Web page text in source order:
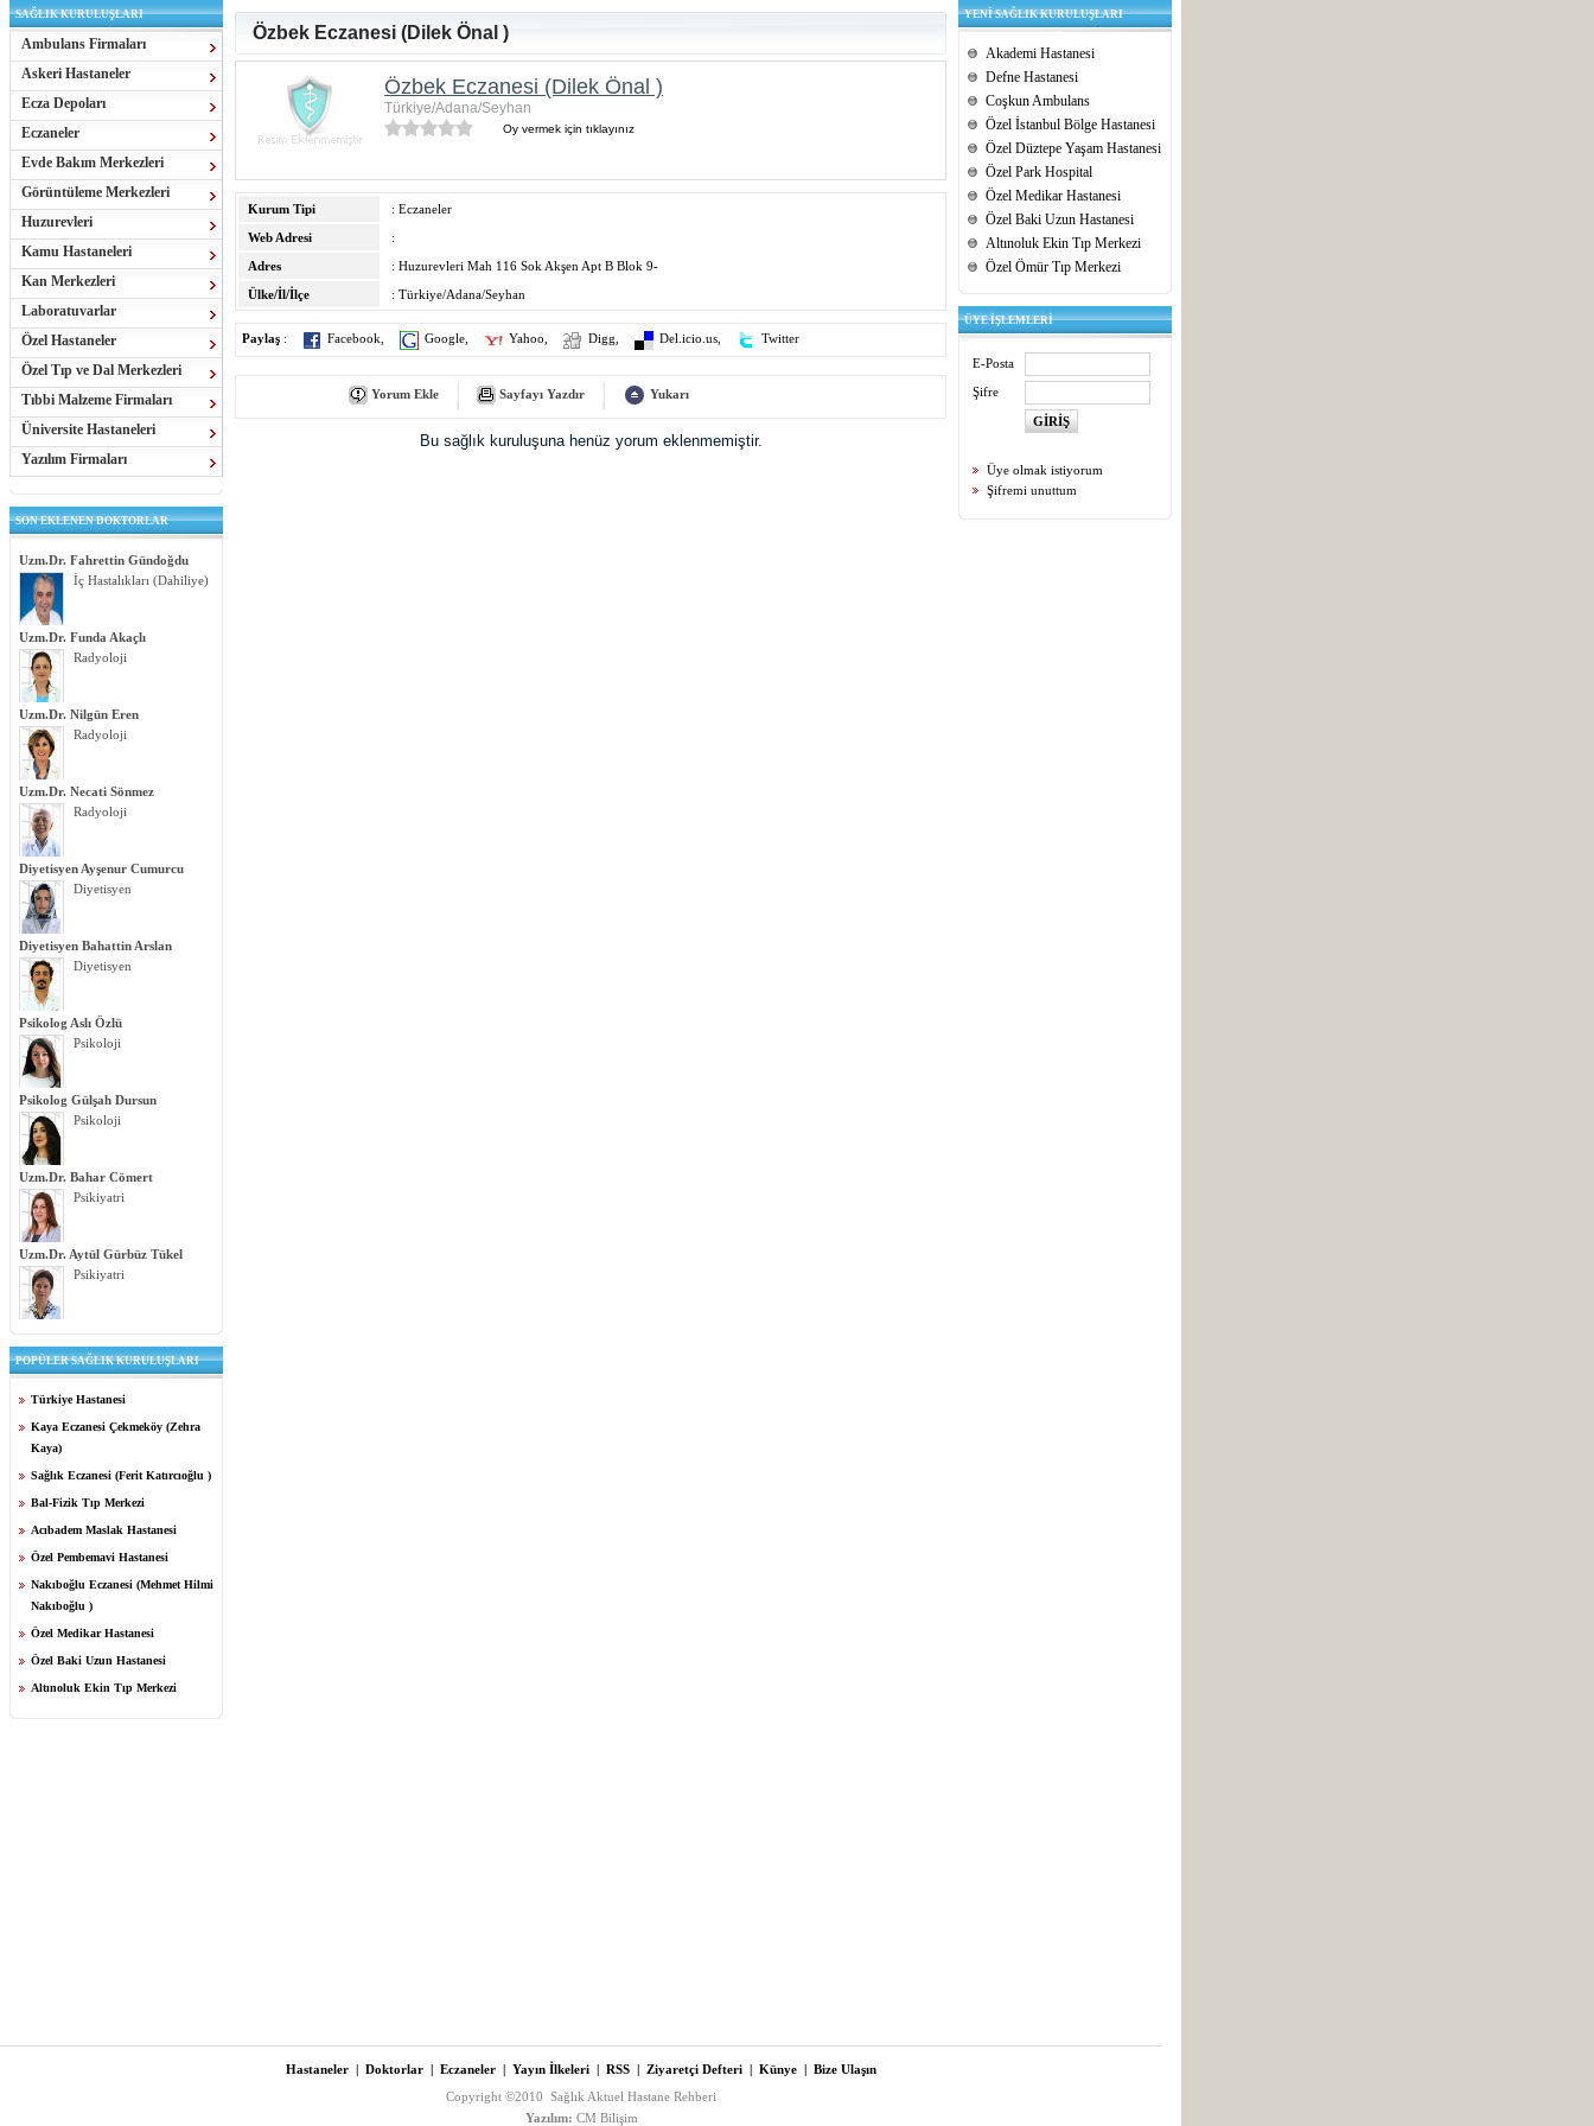
SAĞLIK KURULUŞLARI
Ambulans Firmaları
Askeri Hastaneler
Ecza Depoları
Eczaneler
Evde Bakım Merkezleri
Görüntüleme Merkezleri
Huzurevleri
Kamu Hastaneleri
Kan Merkezleri
Laboratuvarlar
Özel Hastaneler
Özel Tıp ve Dal Merkezleri
Tıbbi Malzeme Firmaları
Üniversite Hastaneleri
Yazılım Firmaları
SON EKLENEN DOKTORLAR
Uzm.Dr. Fahrettin Gündoğdu
İç Hastalıkları (Dahiliye)
Uzm.Dr. Funda Akaçlı
Radyoloji
Uzm.Dr. Nilgün Eren
Radyoloji
Uzm.Dr. Necati Sönmez
Radyoloji
Diyetisyen Ayşenur Cumurcu
Diyetisyen
Diyetisyen Bahattin Arslan
Diyetisyen
Psikolog Aslı Özlü
Psikoloji
Psikolog Gülşah Dursun
Psikoloji
Uzm.Dr. Bahar Cömert
Psikiyatri
Uzm.Dr. Aytül Gürbüz Tükel
Psikiyatri
POPÜLER SAĞLIK KURULUŞLARI
Türkiye Hastanesi
Kaya Eczanesi Çekmeköy (Zehra
Kaya)
Sağlık Eczanesi (Ferit Katırcıoğlu )
Bal-Fizik Tıp Merkezi
Acıbadem Maslak Hastanesi
Özel Pembemavi Hastanesi
Nakıboğlu Eczanesi (Mehmet Hilmi
Nakıboğlu )
Özel Medikar Hastanesi
Özel Baki Uzun Hastanesi
Altınoluk Ekin Tıp Merkezi
Özbek Eczanesi (Dilek Önal )
Özbek Eczanesi (Dilek Önal )
Türkiye/Adana/Seyhan
Oy vermek için tıklayınız
Kurum Tipi
: Eczaneler
Web Adresi
:
Adres
: Huzurevleri Mah 116 Sok Akşen Apt B Blok 9-
Ülke/İl/İlçe
: Türkiye/Adana/Seyhan
Paylaş : Facebook Google Yahoo Digg Del.icio.us Twitter
Yorum Ekle Sayfayı Yazdır Yukarı
Bu sağlık kuruluşuna henüz yorum eklenmemiştir.
YENİ SAĞLIK KURULUŞLARI
Akademi Hastanesi
Defne Hastanesi
Coşkun Ambulans
Özel İstanbul Bölge Hastanesi
Özel Düztepe Yaşam Hastanesi
Özel Park Hospital
Özel Medikar Hastanesi
Özel Baki Uzun Hastanesi
Altınoluk Ekin Tıp Merkezi
Özel Ömür Tıp Merkezi
ÜYE İŞLEMLERİ
E-Posta
Şifre
Üye olmak istiyorum
Şifremi unuttum
Hastaneler | Doktorlar | Eczaneler | Yayın İlkeleri | RSS | Ziyaretçi Defteri | Künye | Bize Ulaşın
Copyright ©2010 Sağlık Aktuel Hastane Rehberi
Yazılım: CM Bilişim